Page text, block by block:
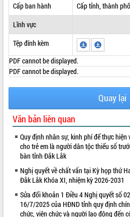
Không có file video nào để phát.
Cấp ban hành
Cấp tỉnh, thành phố
Lĩnh vực
Tệp đính kèm
PDF cannot be displayed.
PDF cannot be displayed.
Quay lại
Văn bản liên quan
Quy định nhân sự, kinh phí để thực hiện
cho trẻ em là người dân tộc thiểu số
bàn tỉnh Đắk Lắk
Nghị quyết về chất vấn tại Kỳ họp thứ
Đắk Lắk Khóa XI, nhiệm kỳ 2026-2031
Sửa đổi khoản 1 Điều 4 Nghị quyết số
16/7/2025 của HĐND tỉnh quy định
chức, viên chức và người lao động đến